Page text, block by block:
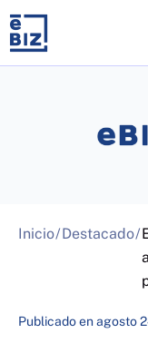
content
Inicio/Destacado/
Publicado enagosto